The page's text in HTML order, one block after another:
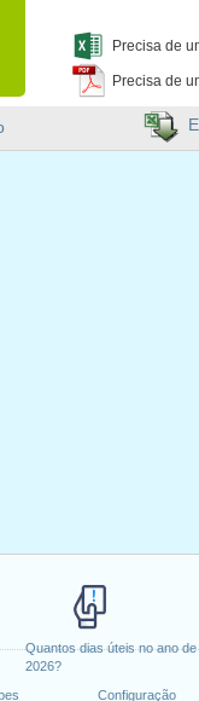
Quantos dias úteis no ano de
2026?
Configuração
Precisa de
Precisa de